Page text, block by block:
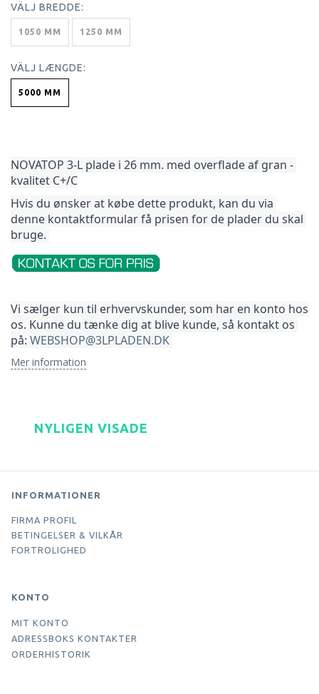
VÄLJ BREDDE:
1050 MM 1250 MM
VÄLJ LÆNGDE:
5000 MM
NOVATOP 3-L plade i 26 mm. med overflade af gran -
kvalitet C+/C
Hvis du ønsker at købe dette produkt, kan du via
denne kontaktformular få prisen for de plader du skal
bruge.
Vi sælger kun til erhvervskunder, som har en konto hos
os. Kunne du tænke dig at blive kunde, så kontakt os
på: WEBSHOP@3LPLADEN.DK
Mer information
NYLIGEN VISADE
INFORMATIONER
FIRMA PROFIL
BETINGELSER & VILKÅR
FORTROLIGHED
KONTO
MIT KONTO
ADRESSBOKS KONTAKTER
ORDERHISTORIK